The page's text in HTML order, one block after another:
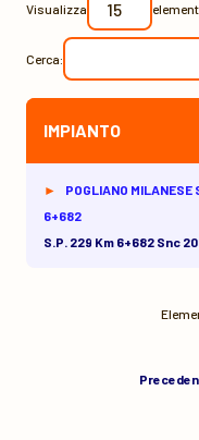
Visualizza
Cerca:
IMPIANTO
POGLIANO MILANESE
6+682
S.p. 229 Km 6+682 Snc